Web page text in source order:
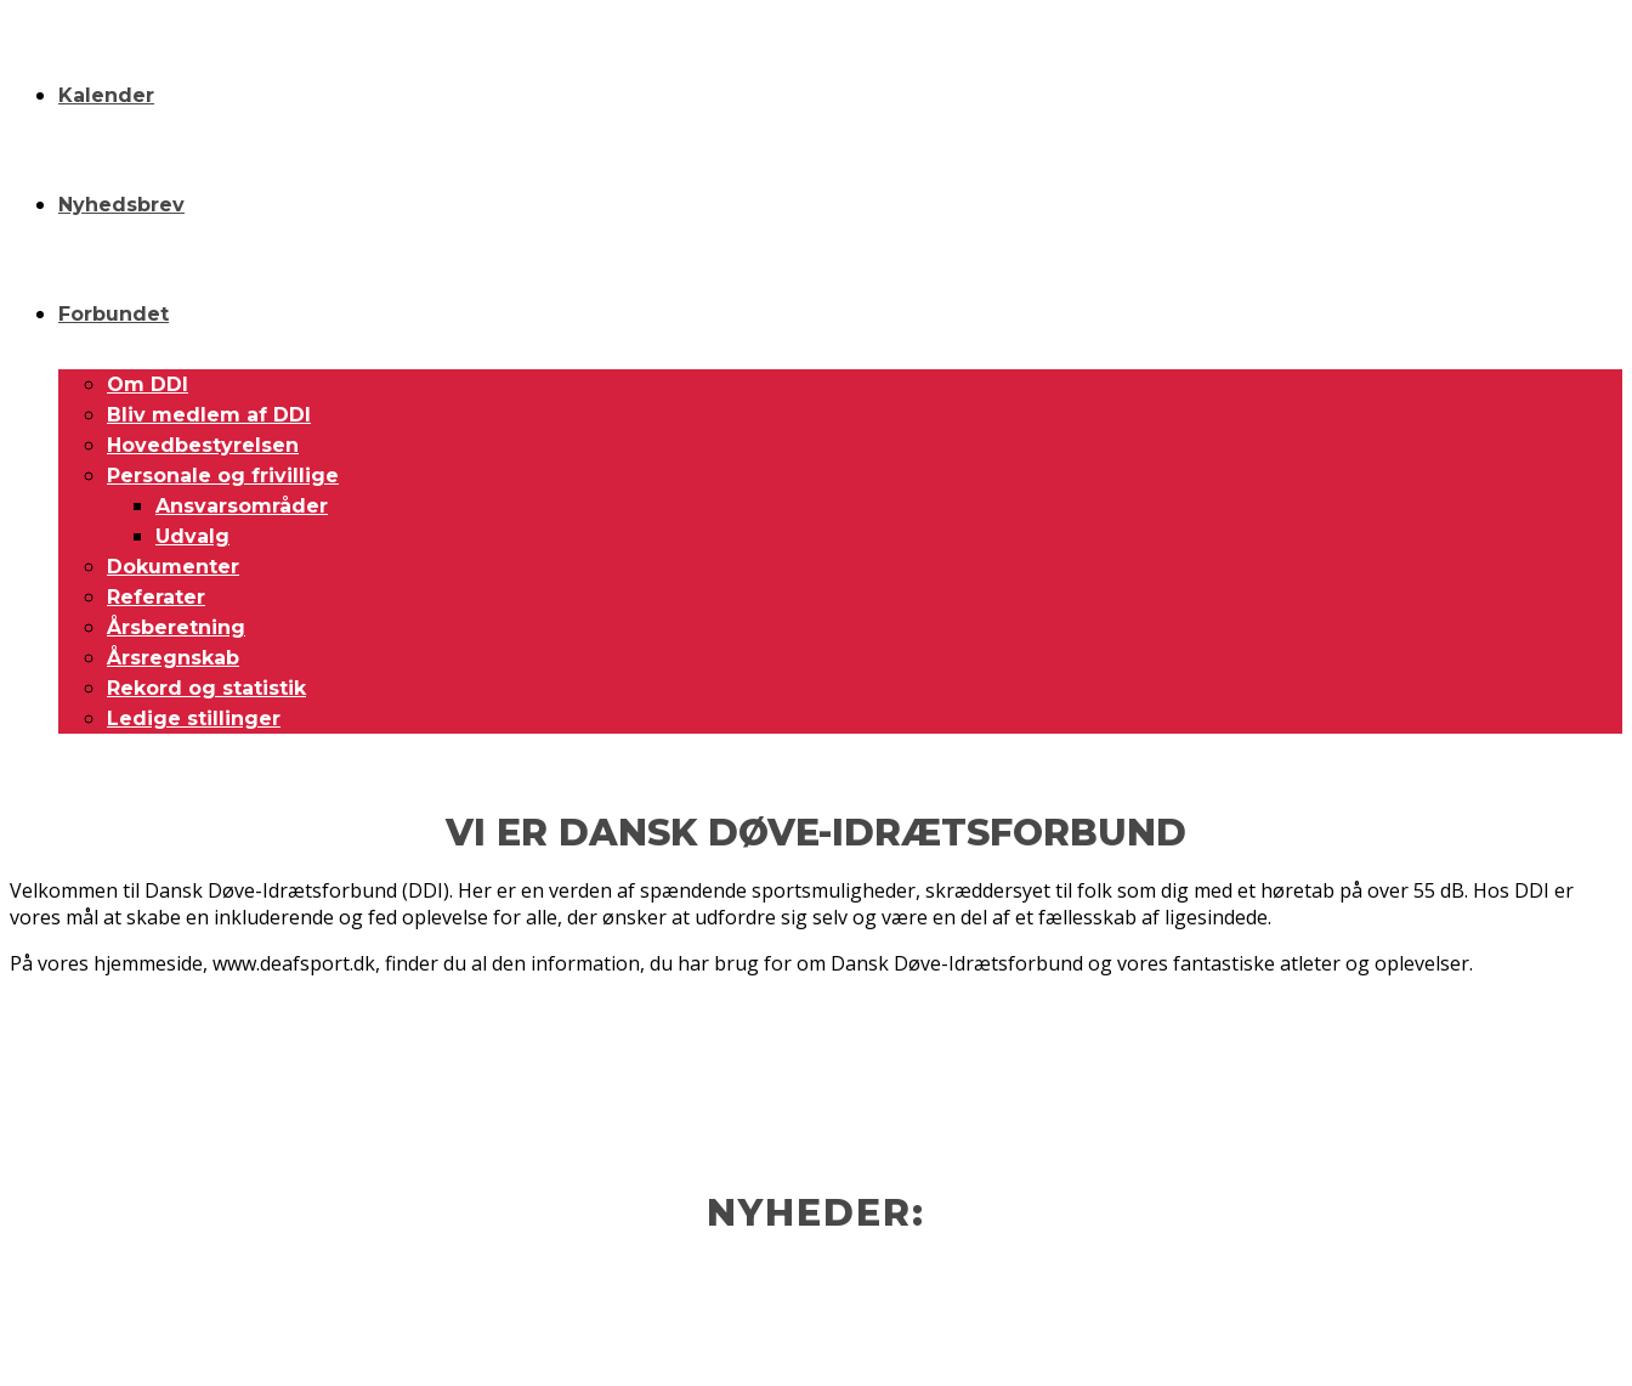
Kalender
Nyhedsbrev
Forbundet
Om DDI
Bliv medlem af DDI
Hovedbestyrelsen
Personale og frivillige
Ansvarsområder
Udvalg
Dokumenter
Referater
Årsberetning
Årsregnskab
Rekord og statistik
Ledige stillinger
VI ER DANSK DØVE-IDRÆTSFORBUND
Velkommen til Dansk Døve-Idrætsforbund (DDI). Her er en verden af spændende sportsmuligheder, skræddersyet til folk som dig med et høretab på over 55 dB. Hos DDI er
vores mål at skabe en inkluderende og fed oplevelse for alle, der ønsker at udfordre sig selv og være en del af et fællesskab af ligesindede.
På vores hjemmeside, www.deafsport.dk, finder du al den information, du har brug for om Dansk Døve-Idrætsforbund og vores fantastiske atleter og oplevelser.
NYHEDER: